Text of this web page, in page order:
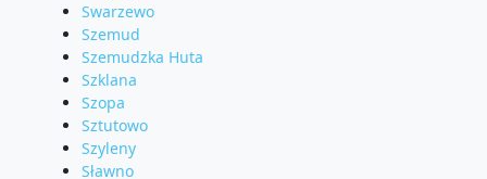
Swarzewo
Szemud
Szemudzka Huta
Szklana
Szopa
Sztutowo
Szyleny
Sławno